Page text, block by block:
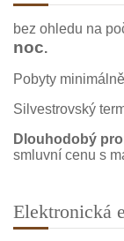
bez ohledu na
noc.
Pobyty
Silvestrovský
Dlouhodobý
smluvní cenu s
Elektronická